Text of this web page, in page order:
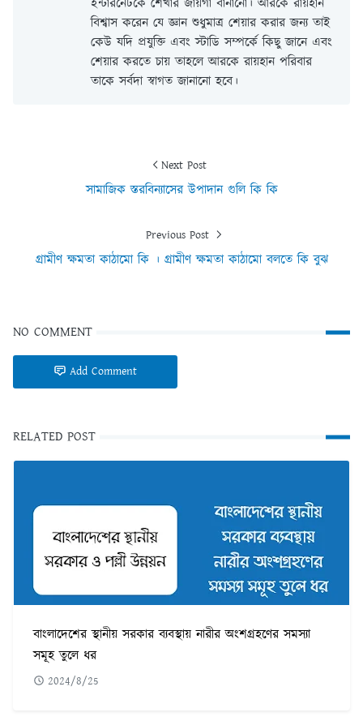
ইন্টারনেটকে শেখার জায়গা বানানো। আরকে রায়হান
বিশ্বাস করেন যে জ্ঞান শুধুমাত্র শেয়ার করার জন্য তাই
কেউ যদি প্রযুক্তি এবং স্টাডি সম্পর্কে কিছু জানে এবং
শেয়ার করতে চায় তাহলে আরকে রায়হান পরিবার
তাকে সর্বদা স্বাগত জানানো হবে।
Next Post
সামাজিক স্তরবিন্যাসের উপাদান গুলি কি কি
Previous Post
গ্রামীণ ক্ষমতা কাঠামো কি । গ্রামীণ ক্ষমতা কাঠামো বলতে কি বুঝ
NO COMMENT
Add Comment
RELATED POST
বাংলাদেশের স্থানীয় সরকার ব্যবস্থায় নারীর অংশগ্রহণের সমস্যা
সমূহ তুলে ধর
2024/8/25